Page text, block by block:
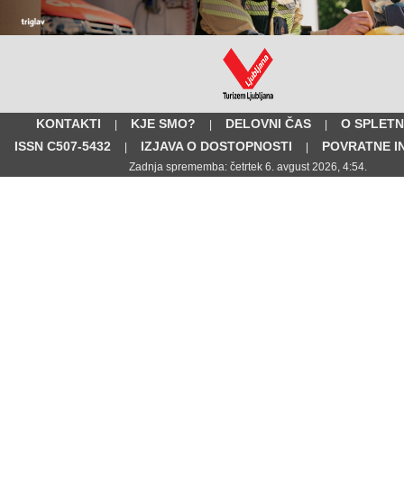
KONTAKTI | KJE SMO? | DELOVNI ČAS |
O
ISSN C507-5432
| IZJAVA O DOSTOPNOSTI | POVRATNE
Zadnja sprememba: četrtek 6. avgust 2026, 4:54.